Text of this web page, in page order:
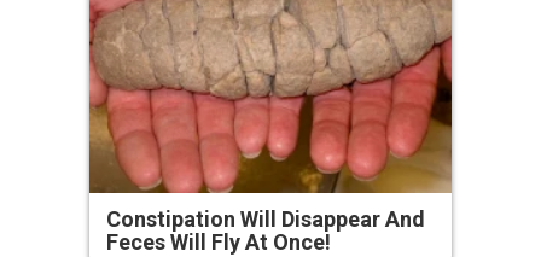
Constipation Will Disappear And
Feces Will Fly At Once!